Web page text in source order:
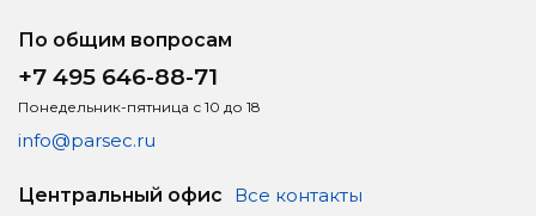
По общим вопросам
+7 495 646-88-71
Понедельник-пятница с 10 до 18
info@parsec.ru
Центральный офис
Все контакты